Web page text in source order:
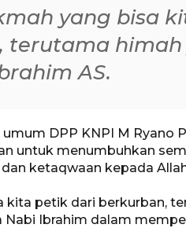
yang bisa
terutama
AS.
DPP KNPI M Ryano
untuk menumbuhkan
ketaqwaan kepada
kita petik dari berkurban,
Nabi Ibrahim dalam